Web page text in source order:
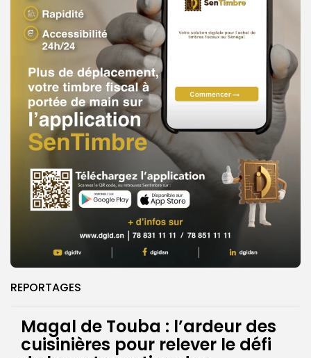
REPORTAGES
Magal de Touba : l’ardeur des
cuisinières pour relever le défi